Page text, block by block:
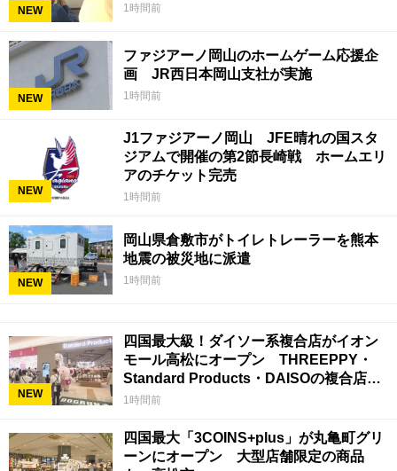
NEW 1時間前
NEW
ファジアーノ岡山のホームゲーム応援企
画 JR西日本岡山支社が実施
1時間前
NEW
J1ファジアーノ岡山 JFE晴れの国スタ
ジアムで開催の第2節長崎戦 ホームエリ
アのチケット完売
1時間前
NEW
岡山県倉敷市がトイレトレーラーを熊本
地震の被災地に派遣
1時間前
NEW
四国最大級！ダイソー系複合店がイオン
モール高松にオープン THREEPPY・
Standard Products・DAISOの複合店は
香川県初
1時間前
四国最大「3COINS+plus」が丸亀町グリ
ーンにオープン 大型店舗限定の商品